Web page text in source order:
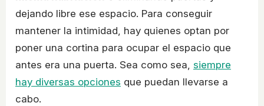
dejando libre ese espacio. Para conseguir
mantener la intimidad, hay quienes optan por
poner una cortina para ocupar el espacio que
antes era una puerta. Sea como sea, siempre
hay diversas opciones que puedan llevarse a
cabo.